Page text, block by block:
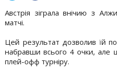
Австрія зіграла внічию з
матчі.
Цей результат дозволив їй
набравши всього 4 очки, але
плей-офф турніру.